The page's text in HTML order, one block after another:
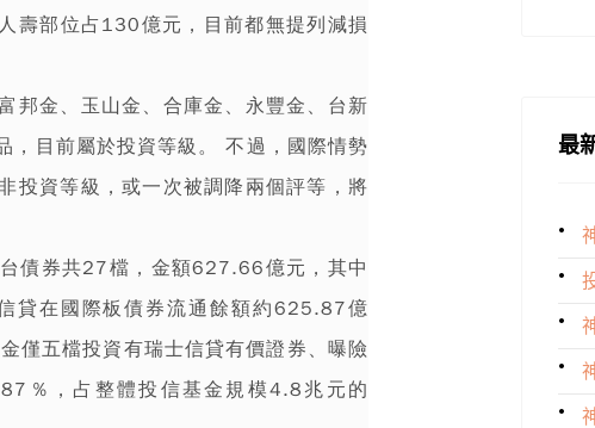
壽部位占130億元，目前都無提列減損
邦金、玉山金、合庫金、永豐金、台新
，目前屬於投資等級。 不過，國際情勢
投資等級，或一次被調降兩個評等，將
債券共27檔，金額627.66億元，其中
貸在國際板債券流通餘額約625.87億
僅五檔投資有瑞士信貸有價證券、曝險
％，占整體投信基金規模4.8兆元的
最